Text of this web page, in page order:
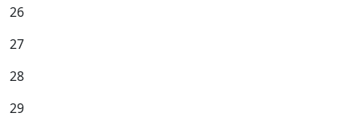
26
27
28
29